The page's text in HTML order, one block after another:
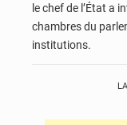
le chef de l’État a
chambres du
institutions.